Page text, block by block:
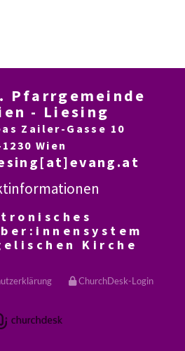
Pfarrgemeinde
- Liesing
Zailer-Gasse 10
Wien
Kirche
ChurchDesk-Login